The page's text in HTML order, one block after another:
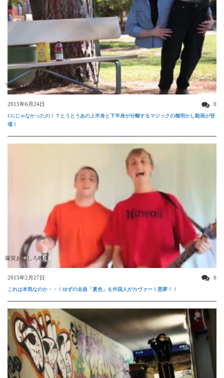
すごい動画
2015年6月24日 0
CGじゃなかったの！？とうとうあの上半身と下半身が分離するマジックの種明かし動画が登
場！
爆笑おもしろ映像
2015年2月27日 0
これは本気なのか・・！ゆずの名曲「夏色」を外国人がカヴァー！悪夢！！